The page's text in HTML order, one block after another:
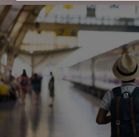
política de privacidade.
sinalizadas aos nossos
afetarão os dados de
não serão utilizados
se você tiver pedido
Nós e nossos parceiros
dados para fornecer:
Usar dados exatos de
Verificar ativamente as